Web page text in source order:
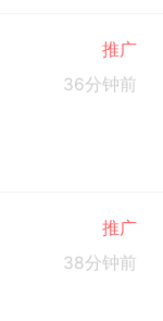
推广
36分钟前
推广
38分钟前